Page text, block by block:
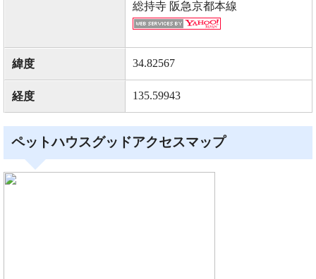
総持寺 阪急京都本線
緯度 34.82567
経度 135.59943
ペットハウスグッドアクセスマップ